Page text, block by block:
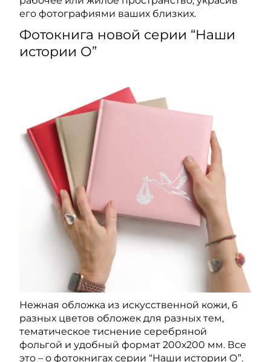
его фотографиями ваших близких.
Фотокнига новой серии “Наши
истории О”
Нежная обложка из искусственной кожи, 6
разных цветов обложек для разных тем,
тематическое тиснение серебряной
фольгой и удобный формат 200х200 мм. Все
это – о фотокнигах серии “Наши истории О”.